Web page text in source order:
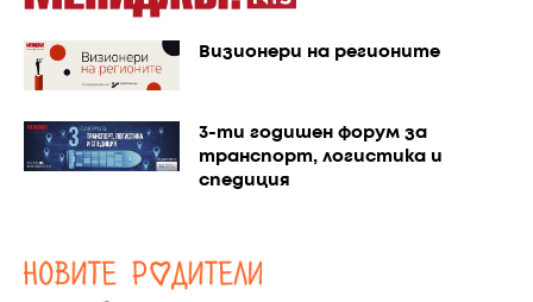
Визионери на регионите
3-ти годишен форум за
транспорт, логистика и
спедиция